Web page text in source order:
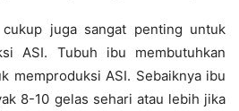
juga sangat penting untuk
ASI. Tubuh ibu membutuhkan
memproduksi ASI. Sebaiknya ibu
8-10 gelas sehari atau lebih jika